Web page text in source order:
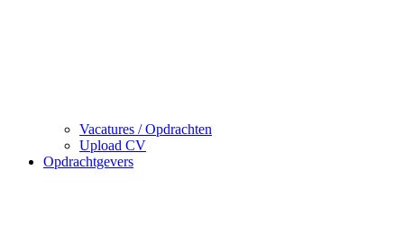
Vacatures / Opdrachten
Upload CV
Opdrachtgevers